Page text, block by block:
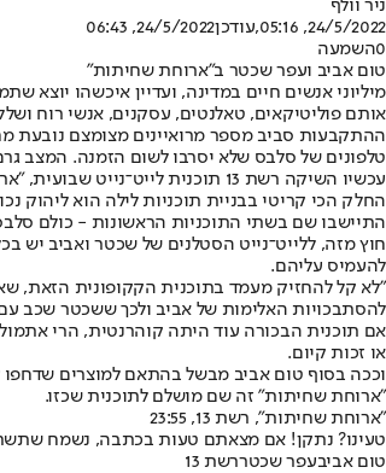
ניר וולף
24/5/2022, 05:16
,עודכן24/5/2022, 06:43
0השמעה
טום אביב ועפר שכטר ב"ארוחת שחיתות"
מיליוני אנשים חיים במדינה, ועדיין איכשהו יוצא
אותם פוליטיקאים, טאלנטים, עסקנים, אנשי רוח ושלל
ההתקבעות סביב מספר מרואיינים מצומצם נובעת
טלפונים של סלבס שלא יסרבו לשום הזמנה. המצב
עכשיו השיקה רשת 13 תוכנית לייט־נייט שבועית, "ארוחת שחיתות", בהגשת עפר שכטר וטום אביב.
החלק הכי קריטי בבניית תוכניות לילה הוא ליהוק
התיישבו שם בשתי התוכניות הראשונות - כולם
חוץ מזה, ללייט־נייט הסטלנים של שכטר ואביב יש
להעמיס עליהם.
"לא קל להחזיק מעמד בתוכנית הקקופונית הזאת,
להסתבכויות האלימות של אביב ולכך ששכטר שכב
אם תוכנית הבכורה עוד היתה קוהרנטית, הרי
או זכות קיום.
וככה בסוף טום אביב מבשל בהתאם למוצרים שדחפו
"ארוחת שחיתות" זה שם מושלם לתוכנית שכזו.
"ארוחת שחיתות", רשת 13, 23:55
טעינו? נתקן! אם מצאתם טעות בכתבה, נשמח
טום אביבעפר שכטררשת 13